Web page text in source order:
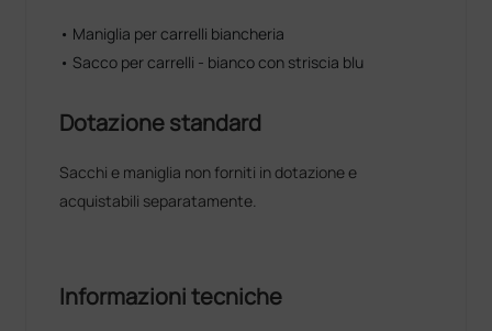
• Maniglia per carrelli biancheria
• Sacco per carrelli - bianco con striscia blu
Dotazione standard
Sacchi e maniglia non forniti in dotazione e
acquistabili separatamente.
Informazioni tecniche